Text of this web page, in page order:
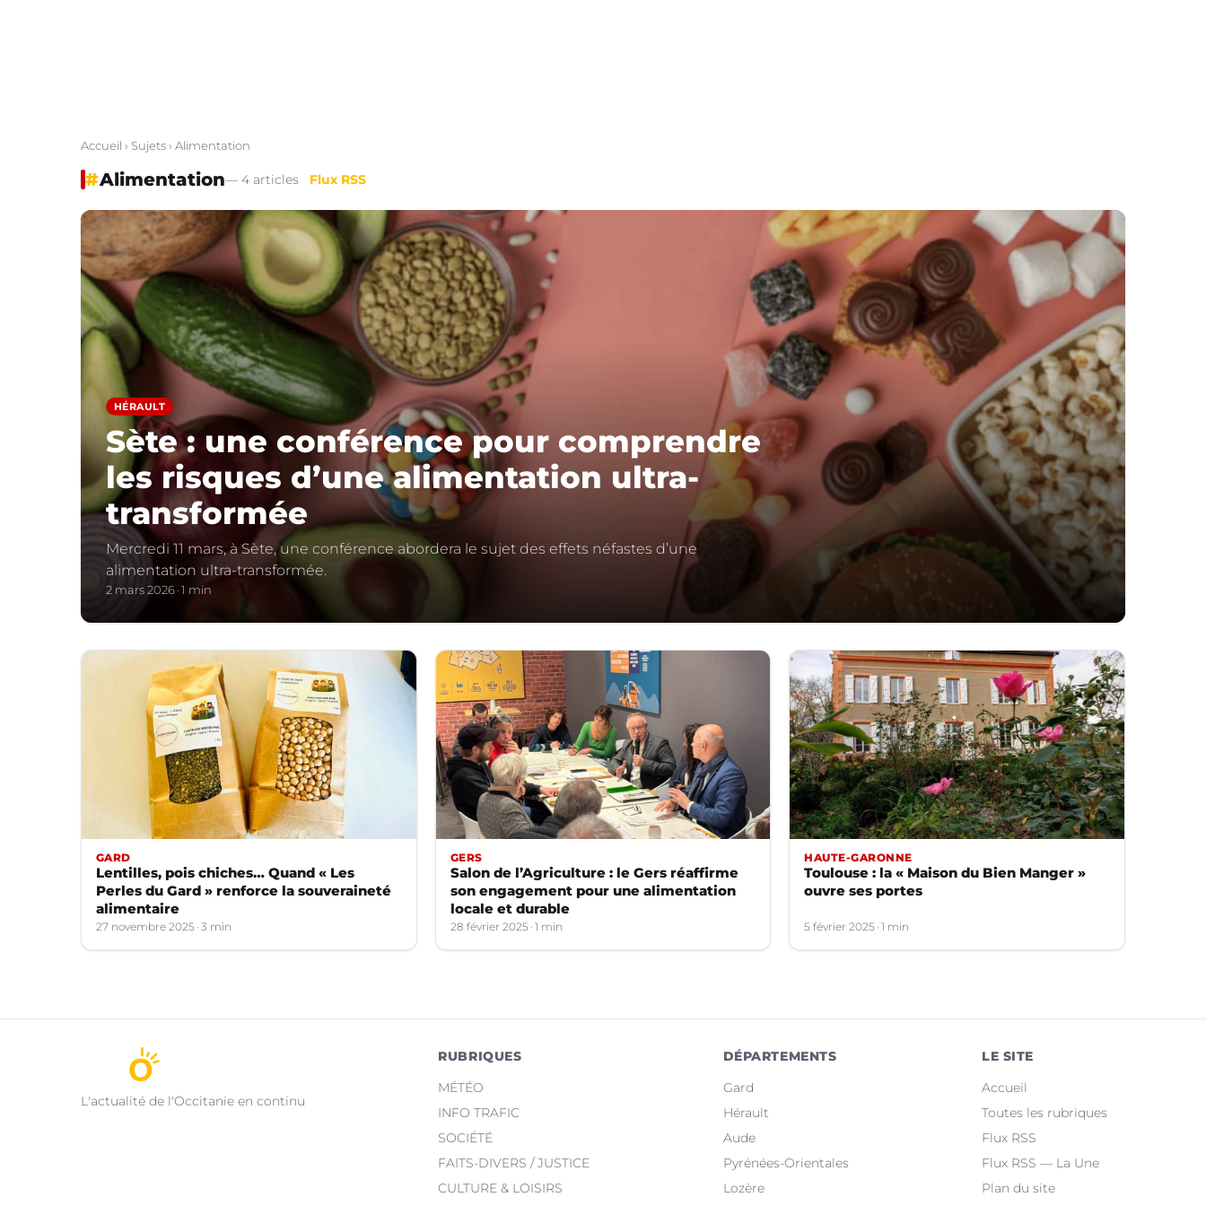
Accueil › Sujets› Alimentation
#Alimentation— 4 articles Flux RSS
HÉRAULT
Sète : une conférence pour comprendre
les risques d’une alimentation ultra-
transformée
Mercredi 11 mars, à Sète, une conférence abordera le sujet des effets néfastes d’une
alimentation ultra-transformée.
2 mars 2026 1 min
GARD
Lentilles, pois chiches… Quand « Les
Perles du Gard » renforce la souveraineté
alimentaire
27 novembre 2025 3 min
GERS
Salon de l’Agriculture : le Gers réaffirme
son engagement pour une alimentation
locale et durable
28 février 2025 1 min
HAUTE-GARONNE
Toulouse : la « Maison du Bien Manger »
ouvre ses portes
5 février 2025 1 min
L'actualité de l'Occitanie en continu
RUBRIQUES
MÉTÉO
INFO TRAFIC
SOCIÉTÉ
FAITS-DIVERS / JUSTICE
CULTURE & LOISIRS
DÉPARTEMENTS
Gard
Hérault
Aude
Pyrénées-Orientales
Lozère
LE SITE
Accueil
Toutes les rubriques
Flux RSS
Flux RSS — La Une
Plan du site